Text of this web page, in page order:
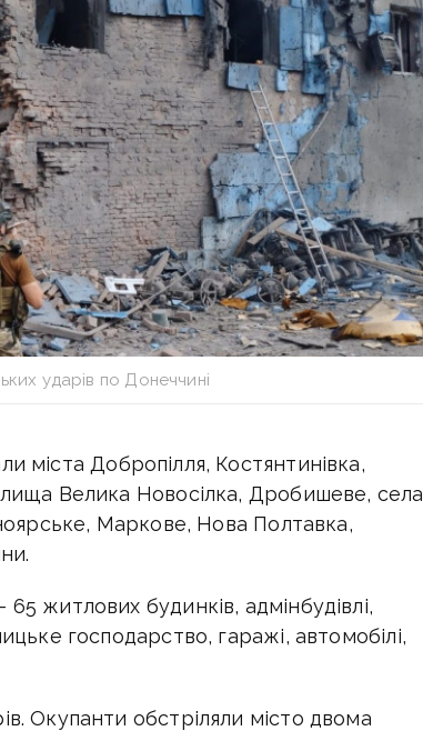
ударів по Донеччині
міста Добропілля, Костянтинівка,
Велика Новосілка, Дробишеве, села
Маркове, Нова Полтавка,
житлових будинків, адмінбудівлі,
господарство, гаражі, автомобілі,
Окупанти обстріляли місто двома